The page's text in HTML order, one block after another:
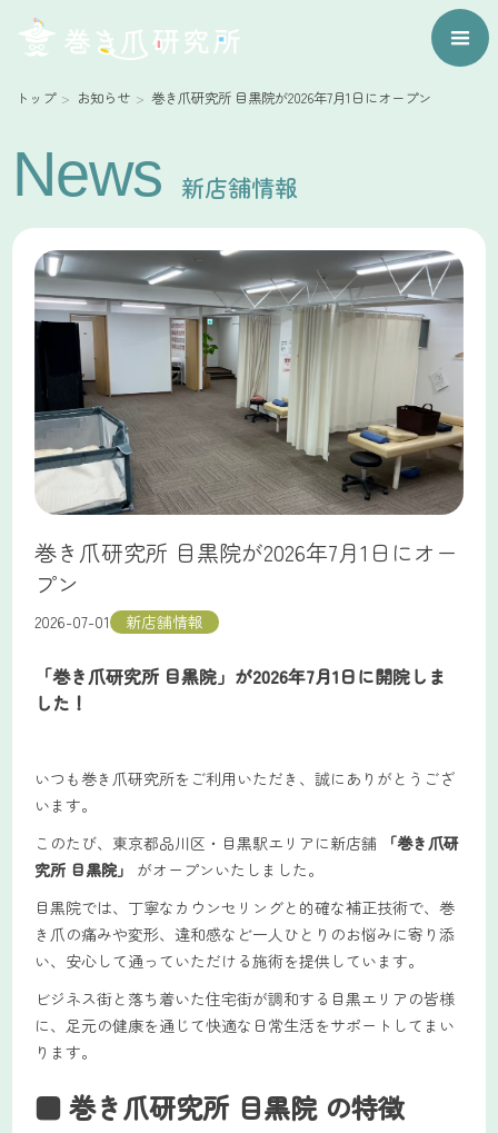
トップ お知らせ 巻き爪研究所 目黒院が2026年7月1日にオープン
News 新店舗情報
巻き爪研究所 目黒院が2026年7月1日にオー
プン
2026-07-01 新店舗情報
「巻き爪研究所 目黒院」が2026年7月1日に開院しま
した！
いつも巻き爪研究所をご利用いただき、誠にありがとうござ
います。
このたび、東京都品川区・目黒駅エリアに新店舗
「巻き爪研
究所 目黒院」
がオープンいたしました。
目黒院では、丁寧なカウンセリングと的確な補正技術で、巻
き爪の痛みや変形、違和感など一人ひとりのお悩みに寄り添
い、安心して通っていただける施術を提供しています。
ビジネス街と落ち着いた住宅街が調和する目黒エリアの皆様
に、足元の健康を通じて快適な日常生活をサポートしてまい
ります。
■ 巻き爪研究所 目黒院 の特徴